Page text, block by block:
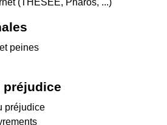
peines
préjudice
préjudice